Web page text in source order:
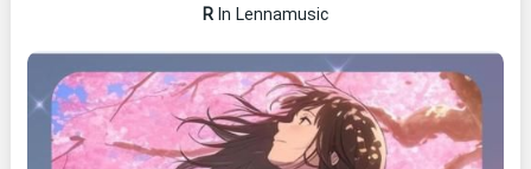
R In Lennamusic